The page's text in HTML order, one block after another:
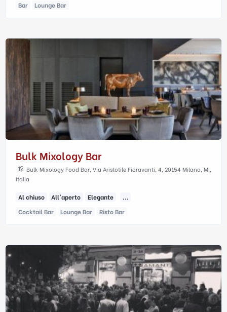
Bar
Lounge Bar
Bulk Mixology Bar
Bulk Mixology Food Bar, Via Aristotile Fioravanti, 4, 20154 Milano, MI,
Italia
Al chiuso All'aperto Elegante
...
Cocktail Bar
Lounge Bar Risto Bar